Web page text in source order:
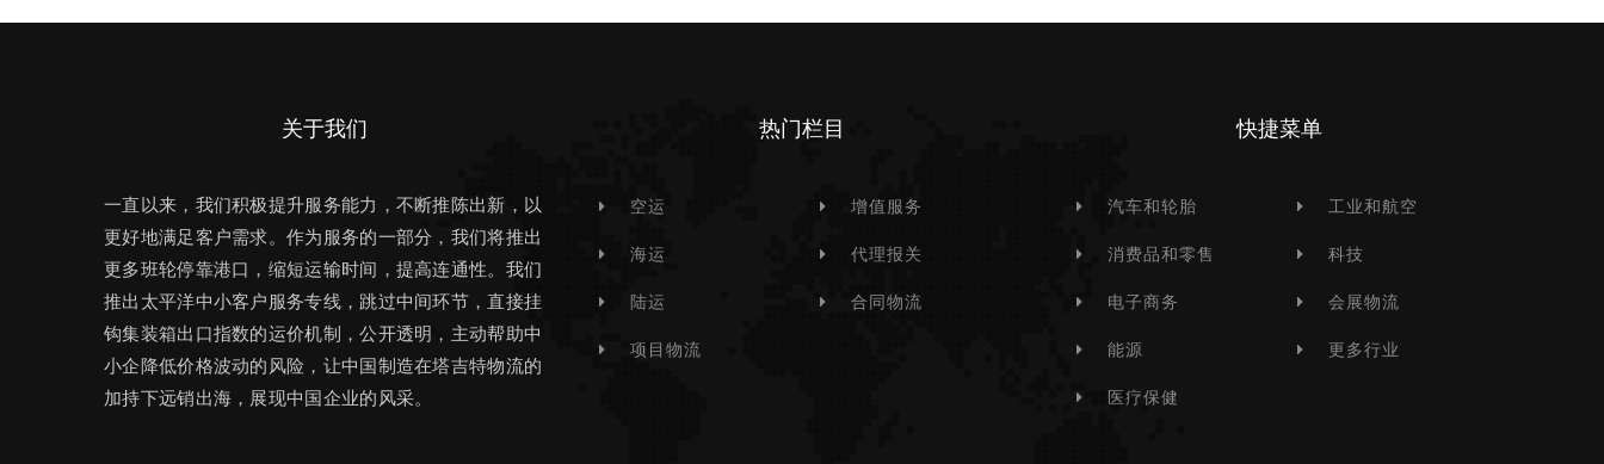
关于我们
一直以来，我们积极提升服务能力，不断推陈出新，以
更好地满足客户需求。作为服务的一部分，我们将推出
更多班轮停靠港口，缩短运输时间，提高连通性。我们
推出太平洋中小客户服务专线，跳过中间环节，直接挂
钩集装箱出口指数的运价机制，公开透明，主动帮助中
小企降低价格波动的风险，让中国制造在塔吉特物流的
加持下远销出海，展现中国企业的风采。
热门栏目
空运
海运
陆运
项目物流
增值服务
代理报关
合同物流
快捷菜单
汽车和轮胎
消费品和零售
电子商务
能源
医疗保健
工业和航空
科技
会展物流
更多行业